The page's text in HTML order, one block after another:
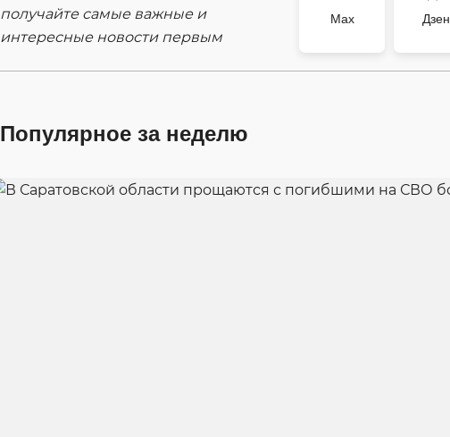
получайте самые важные и
интересные новости первым
Max
Дзен
Популярное за неделю